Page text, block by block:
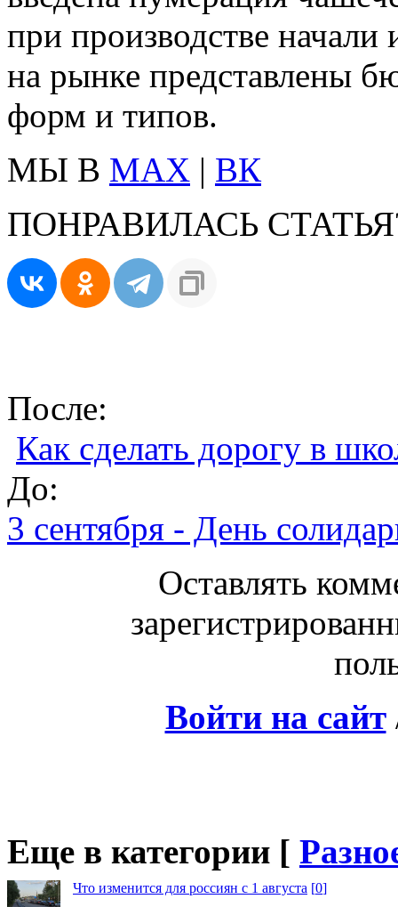
при производстве начали
на рынке представлены
форм и типов.
МЫ В MAX | ВК
ПОНРАВИЛАСЬ
После:
Как сделать дорогу в
До:
3 сентября - День
Оставлять
Войти на сайт
Еще в категории [
Что изменится для россиян с 1 августа [0]